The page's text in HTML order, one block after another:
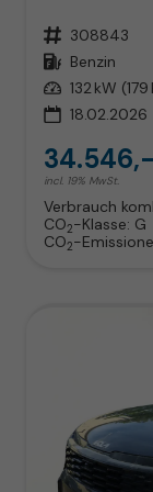
Fahrzeugnr. 308843
Kraftstoff Benzin
Leistung 132 kW (179
18.02.2026
incl. 19% MwSt.
Verbrauch
CO2-Klasse: G
CO2-